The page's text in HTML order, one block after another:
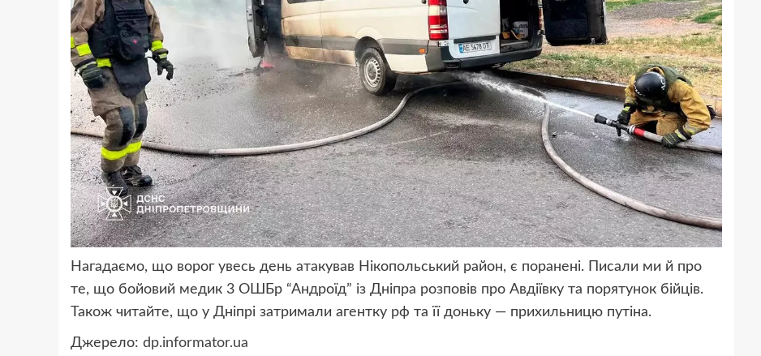
Нагадаємо, що ворог увесь день атакував Нікопольський район, є поранені. Писали ми й про
те, що бойовий медик 3 ОШБр “Андроїд” із Дніпра розповів про Авдіївку та порятунок бійців.
Також читайте, що у Дніпрі затримали агентку рф та її доньку — прихильницю путіна.
Джерело: dp.informator.ua